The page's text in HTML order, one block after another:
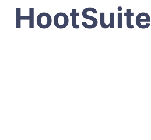
HootSuite